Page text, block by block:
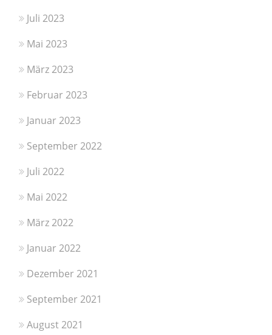
Juli 2023
Mai 2023
März 2023
Februar 2023
Januar 2023
September 2022
Juli 2022
Mai 2022
März 2022
Januar 2022
Dezember 2021
September 2021
August 2021